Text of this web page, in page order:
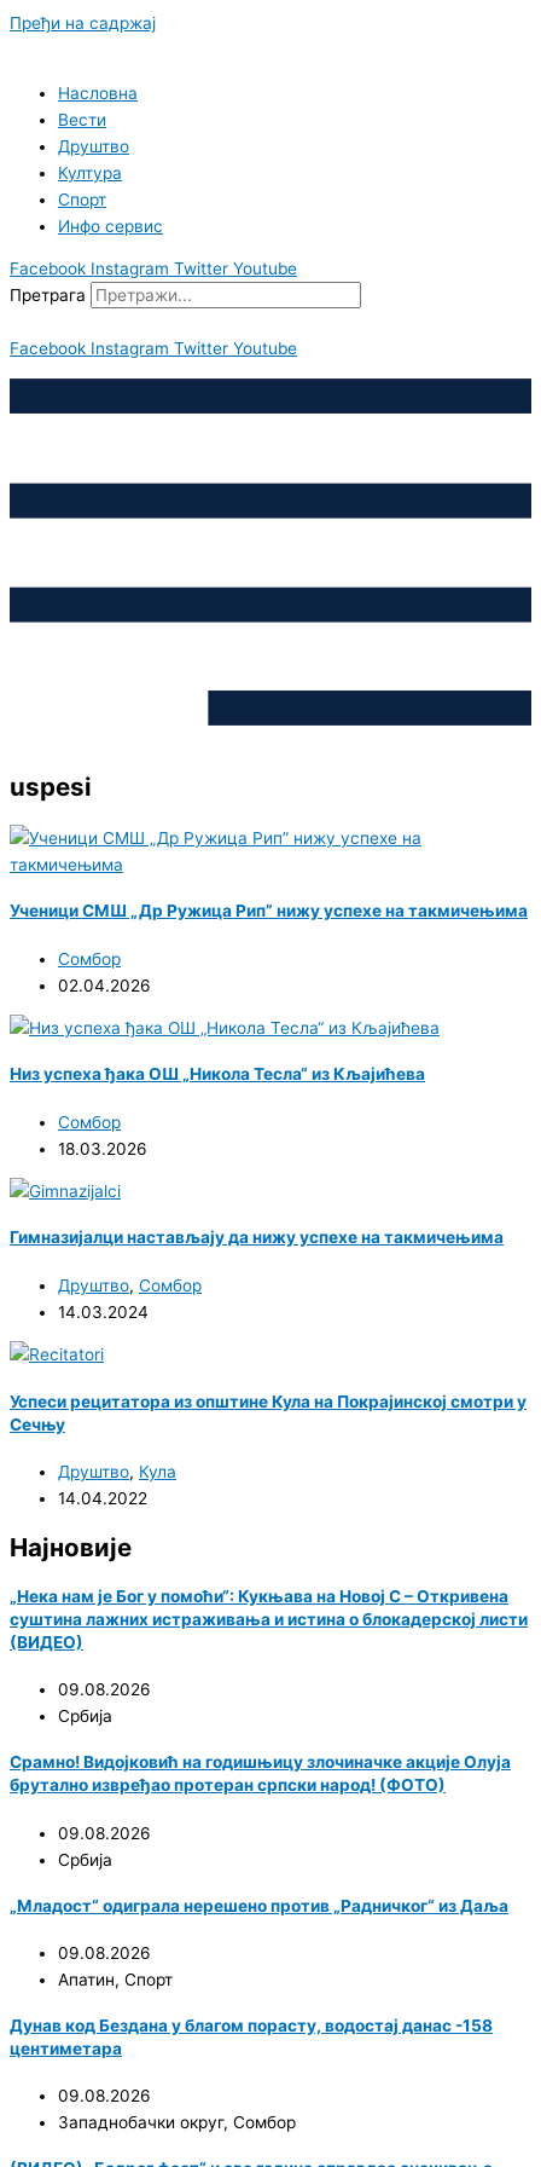
Пређи на садржај
Насловна
Вести
Друштво
Култура
Спорт
Инфо сервис
Facebook Instagram Twitter Youtube
Претрага
Facebook Instagram Twitter Youtube
uspesi
Ученици СМШ „Др Ружица Рип” нижу успехе на такмичењима
Сомбор
02.04.2026
Низ успеха ђака ОШ „Никола Тесла“ из Кљајићева
Сомбор
18.03.2026
Гимназијалци настављају да нижу успехе на такмичењима
Друштво, Сомбор
14.03.2024
Успеси рецитатора из општине Кула на Покрајинској смотри у
Сечњу
Друштво, Кула
14.04.2022
Најновије
„Нека нам је Бог у помоћи“: Кукњава на Новој С – Откривена
суштина лажних истраживања и истина о блокадерској листи
(ВИДЕО)
09.08.2026
Србија
Срамно! Видојковић на годишњицу злочиначке акције Олуја
брутално извређао протеран српски народ! (ФОТО)
09.08.2026
Србија
„Младост“ одиграла нерешено против „Радничког“ из Даља
09.08.2026
Апатин, Спорт
Дунав код Бездана у благом порасту, водостај данас -158
центиметара
09.08.2026
Западнобачки округ, Сомбор